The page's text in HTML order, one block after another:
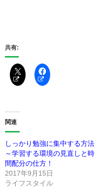
共有:
関連
しっかり勉強に集中する方法
～学習する環境の見直しと時
間配分の仕方！
2017年9月15日
ライフスタイル